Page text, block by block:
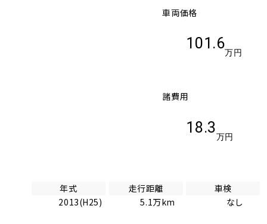
車両価格
101.6
万円
諸費用
18.3
万円
年式
2013(H25)
走行距離
5.1万km
車検
なし